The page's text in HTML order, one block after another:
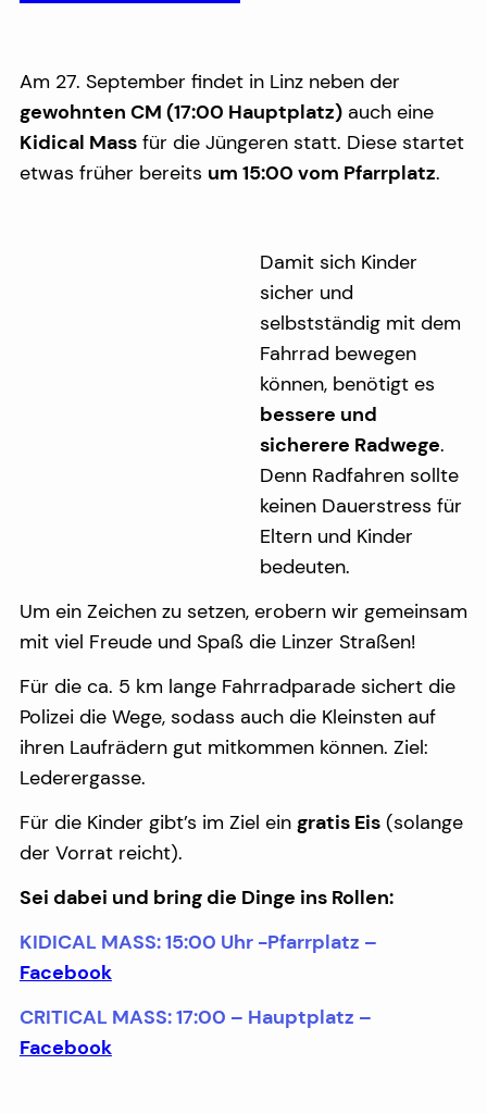
Am 27. September findet in Linz neben der
gewohnten CM (17:00 Hauptplatz)auch eine
Kidical Massfür die Jüngeren statt. Diese startet
etwas früher bereits um 15:00 vom Pfarrplatz.
Damit sich Kinder
sicher und
selbstständig mit dem
Fahrrad bewegen
können, benötigt es
bessere und
sicherere Radwege.
Denn Radfahren sollte
keinen Dauerstress für
Eltern und Kinder
bedeuten.
Um ein Zeichen zu setzen, erobern wir gemeinsam
mit viel Freude und Spaß die Linzer Straßen!
Für die ca. 5 km lange Fahrradparade sichert die
Polizei die Wege, sodass auch die Kleinsten auf
ihren Laufrädern gut mitkommen können. Ziel:
Lederergasse.
Für die Kinder gibt’s im Ziel ein gratis Eis(solange
der Vorrat reicht).
Sei dabei und bring die Dinge ins Rollen:
KIDICAL MASS: 15:00 Uhr -Pfarrplatz –
Facebook
CRITICAL MASS: 17:00 – Hauptplatz –
Facebook